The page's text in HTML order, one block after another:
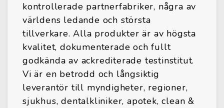
kontrollerade partnerfabriker, några av
världens ledande och största
tillverkare. Alla produkter är av högsta
kvalitet, dokumenterade och fullt
godkända av ackrediterade testinstitut.
Vi är en betrodd och långsiktig
leverantör till myndigheter, regioner,
sjukhus, dentalkliniker, apotek, clean &